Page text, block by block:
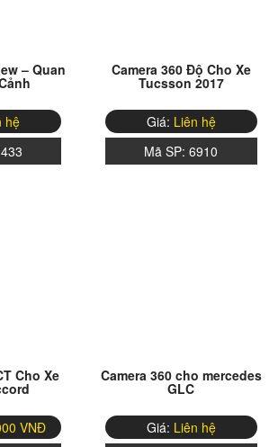
– Quan
hệ
Camera 360 Độ Cho Xe
Tucsson 2017
Giá: Liên hệ
Mã SP:6910
Cho Xe
VNĐ
Camera 360 cho mercedes
GLC
Giá: Liên hệ